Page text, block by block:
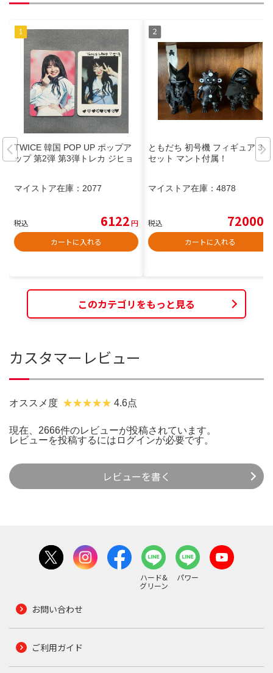
TWICE 韓国 POP UP ポップア
ップ 第2弾 第3弾トレカ ジヒョ
マイストア在庫： 2077
税込 6122円
カートに入れる
ともだち 初号機 フィギュア 3体
セット マント付属！
マイストア在庫： 4878
税込 72000
カートに入れる
このカテゴリをもっと見る
カスタマーレビュー
オススメ度 4.6点
現在、2666件のレビューが投稿されています。
レビューを投稿するには ログインが必要です。
レビューを書く
ハード&
グリーン
パワー
お問い合わせ
ご利用ガイド